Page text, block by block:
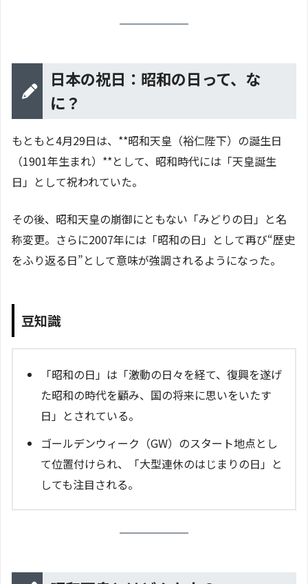
日本の祝日：昭和の日って、な
に？
もともと4月29日は、**昭和天皇（裕仁陛下）の誕生日
（1901年生まれ）**として、昭和時代には「天皇誕生
日」として祝われていた。
その後、昭和天皇の崩御にともない「みどりの日」と名
称変更。さらに2007年には「昭和の日」として再び“歴史
をふり返る日”として意味が強調されるようになった。
豆知識
「昭和の日」は「激動の日々を経て、復興を遂げ
た昭和の時代を顧み、国の将来に思いをいたす
日」とされている。
ゴールデンウィーク（GW）のスタート地点とし
て位置付けられ、「大型連休のはじまりの日」と
しても注目される。